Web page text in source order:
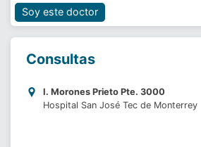
¿Eres un
Soy este doctor
Consultas
I. Morones Prieto Pte. 3000
Hospital San José Tec de Monterrey